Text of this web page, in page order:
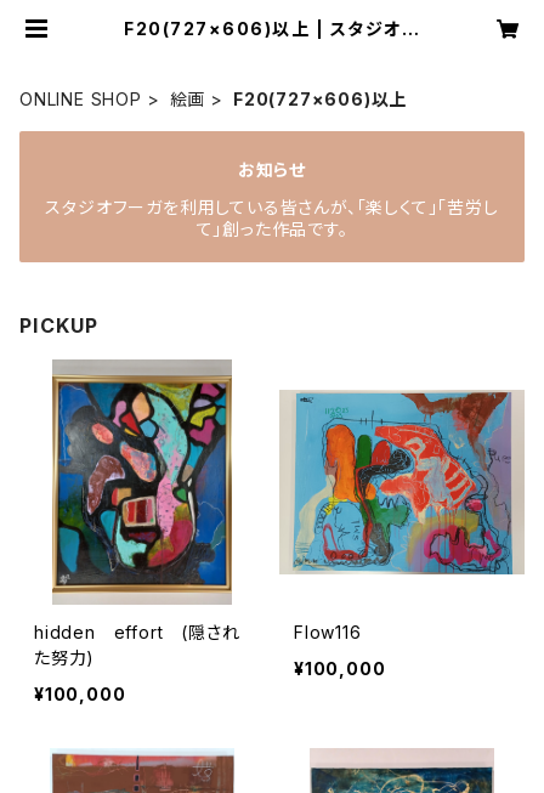
F20(727×606)以上 | スタジオ
ONLINE SHOP 絵画 F20(727×606)以上
お知らせ
スタジオフーガを利用している皆さんが、「楽しくて」「苦労し
て」創った作品です。
PICKUP
hidden effort (隠され
た努力)
¥100,000
Flow116
¥100,000